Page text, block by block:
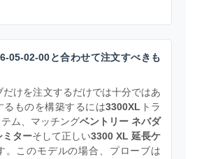
05-02-00と合わせて注文すべきも
だけを注文するだけでは十分ではあ
るものを構築するには3300XL トラ
ム、マッチングベントリー ネバダ
ミターそして正しい3300 XL 延長ケ
。このモデルの場合、プローブは